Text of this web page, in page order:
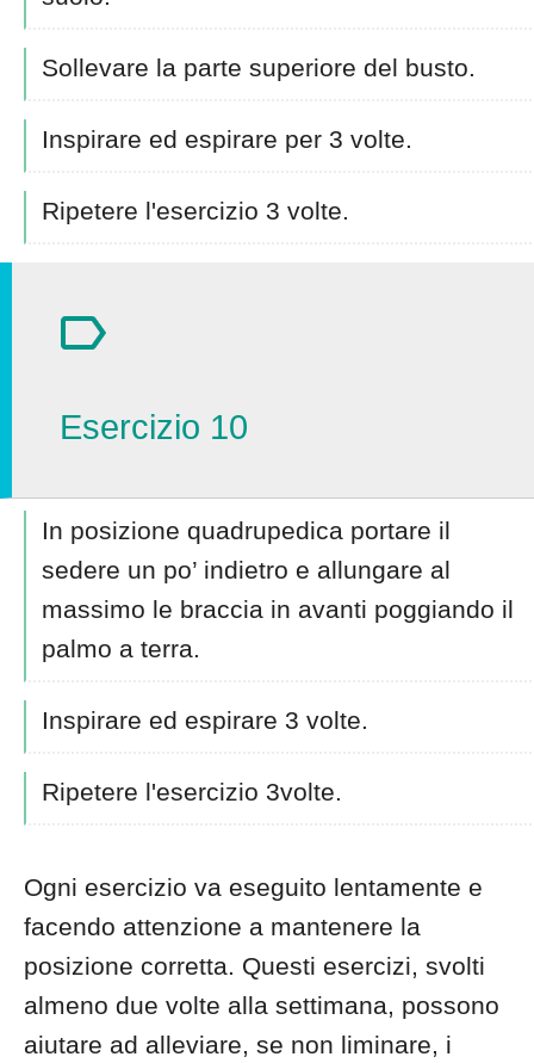
Sollevare la parte superiore del busto.
Inspirare ed espirare per 3 volte.
Ripetere l'esercizio 3 volte.
Esercizio 10
In posizione quadrupedica portare il
sedere un po’ indietro e allungare al
massimo le braccia in avanti poggiando il
palmo a terra.
Inspirare ed espirare 3 volte.
Ripetere l'esercizio 3volte.
Ogni esercizio va eseguito lentamente e
facendo attenzione a mantenere la
posizione corretta. Questi esercizi, svolti
almeno due volte alla settimana, possono
aiutare ad alleviare, se non liminare, i